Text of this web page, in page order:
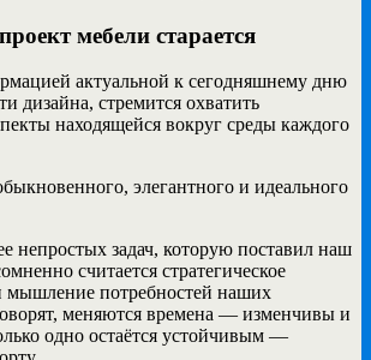
мебели старается
актуальной к сегодняшнему дню
дизайна, стремится охватить
находящейся вокруг среды каждого
элегантного и идеального
непростых задач, которую поставил наш
считается стратегическое
мышление потребностей наших
меняются времена — изменчивы и
одно остаётся устойчивым —